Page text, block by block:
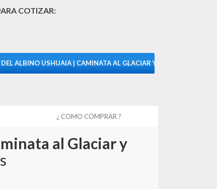
COTIZAR:
¿ COMO COMPRAR ?
al Glaciar y